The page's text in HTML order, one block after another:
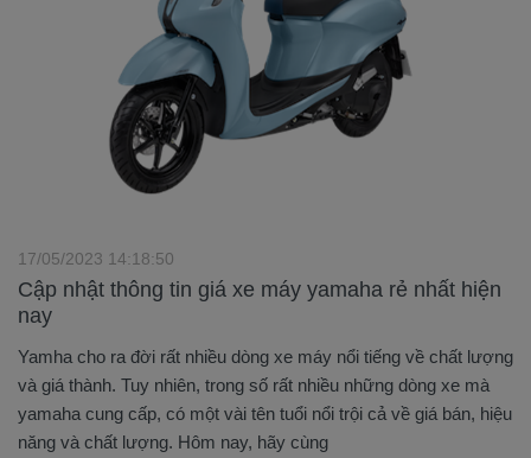
Cập nhật thông tin giá xe máy yamaha rẻ nhất hiện
nay
17/05/2023 14:18:50
Yamha cho ra đời rất nhiều dòng xe máy nổi tiếng về chất lượng
và giá thành. Tuy nhiên, trong số rất nhiều những dòng xe mà
yamaha cung cấp, có một vài tên tuổi nổi trội cả về giá bán, hiệu
năng và chất lượng. Hôm nay, hãy cùng